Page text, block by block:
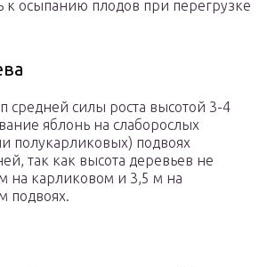
к осыпанию плодов при перегрузке
средней силы роста высотой 3-4
яблонь на слаборослых
полукарликовых) подвоях
так как высота деревьев не
на карликовом и 3,5 м на
подвоях.